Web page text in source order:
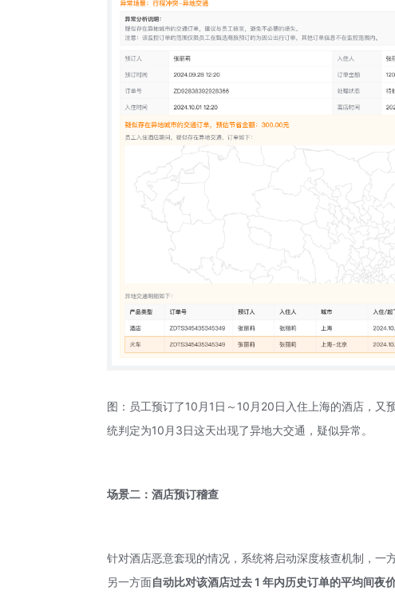
图：员工预订了10月1日～10月20日入住上海的酒店，
统判定为10月3日这天出现了异地大交通，疑似异常。
场景二：酒店预订稽查
针对酒店恶意套现的情况，系统将启动深度核查机制，一
另一方面自动比对该酒店过去 1 年内历史订单的平均间夜